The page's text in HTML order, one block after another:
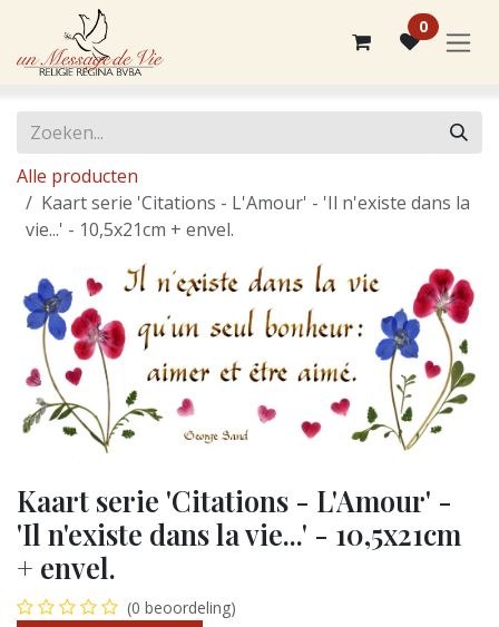
Overslaan naar inhoud
0
Alle producten
Kaart serie 'Citations - L'Amour' - 'Il n'existe dans la
vie...' - 10,5x21cm + envel.
Kaart serie 'Citations - L'Amour' -
'Il n'existe dans la vie...' - 10,5x21cm
+ envel.
(0 beoordeling)